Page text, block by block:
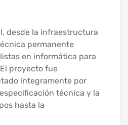
desde la infraestructura
permanente
en informática para
proyecto fue
íntegramente por
técnica y la
hasta la